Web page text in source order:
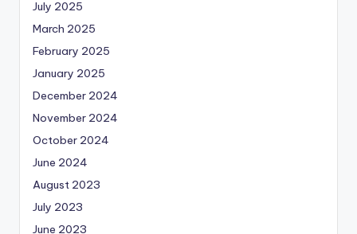
July 2025
March 2025
February 2025
January 2025
December 2024
November 2024
October 2024
June 2024
August 2023
July 2023
June 2023